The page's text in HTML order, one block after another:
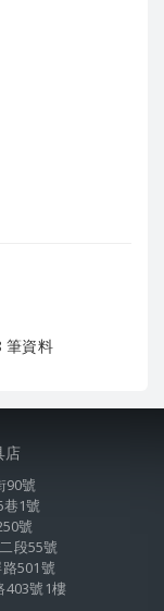
資料
店
90號
1號
號
段55號
501號
403號1樓